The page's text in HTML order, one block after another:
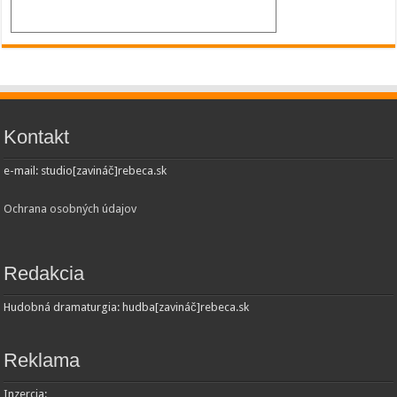
Kontakt
e-mail: studio[zavináč]rebeca.sk
Ochrana osobných údajov
Redakcia
Hudobná dramaturgia: hudba[zavináč]rebeca.sk
Reklama
Inzercia: